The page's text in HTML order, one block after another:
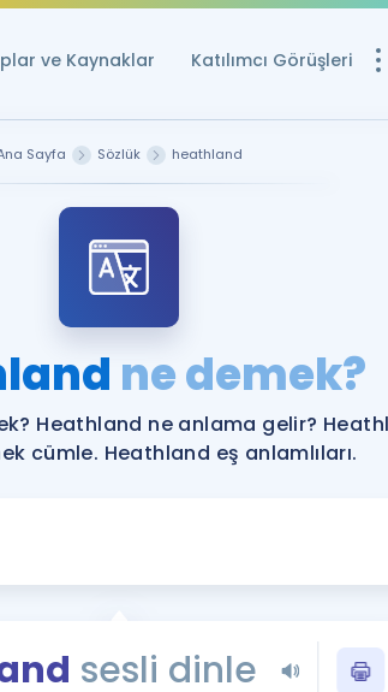
ve Kaynaklar Katılımcı Görüşleri
YDS ve YÖKDİL
YDS ve YÖKDİL'e
Tüm ÖSYM
YDS - YÖKDİL
Sayfa Sözlük heathland
ne demek?
Heathland ne anlama gelir?
cümle. Heathland eş anlamlıları.
sesli dinle